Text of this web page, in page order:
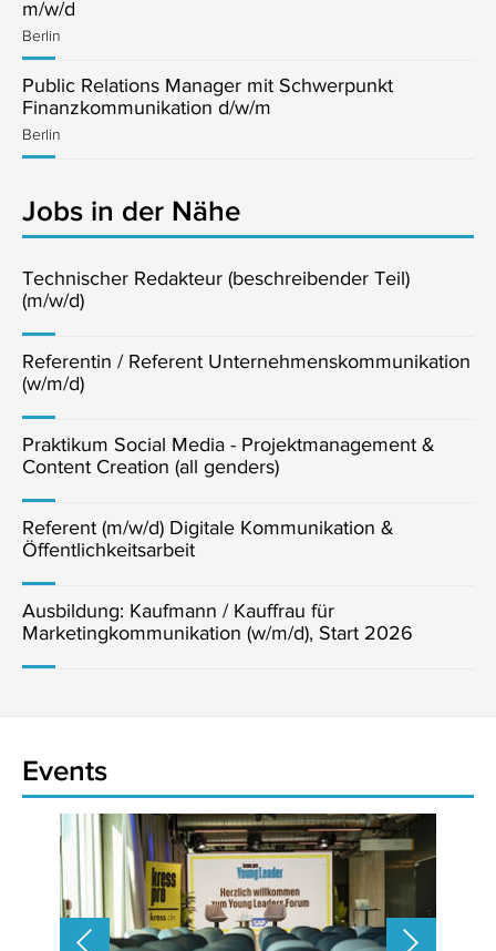
m/w/d
Berlin
Public Relations Manager mit Schwerpunkt
Finanzkommunikation d/w/m
Berlin
Jobs in der Nähe
Technischer Redakteur (beschreibender Teil)
(m/w/d)
Referentin / Referent Unternehmenskommunikation
(w/m/d)
Praktikum Social Media - Projektmanagement &
Content Creation (all genders)
Referent (m/w/d) Digitale Kommunikation &
Öffentlichkeitsarbeit
Ausbildung: Kaufmann / Kauffrau für
Marketingkommunikation (w/m/d), Start 2026
Events